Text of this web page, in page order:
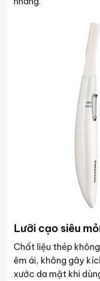
Lưỡi cạo siêu
Chất liệu thép
êm ái, không gây
xước da mặt khi